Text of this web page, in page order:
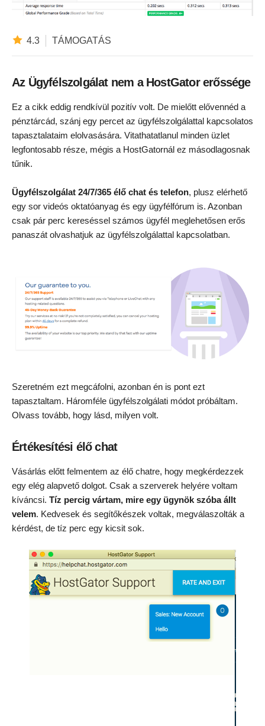
4.3 TÁMOGATÁS
Az Ügyfélszolgálat nem a HostGator erőssége
Ez a cikk eddig rendkívül pozitív volt. De mielőtt elővennéd a
pénztárcád, szánj egy percet az ügyfélszolgálattal kapcsolatos
tapasztalataim elolvasására. Vitathatatlanul minden üzlet
legfontosabb része, mégis a HostGatornál ez másodlagosnak
tűnik.
Ügyfélszolgálat 24/7/365 élő chat és telefon, plusz elérhető
egy sor videós oktatóanyag és egy ügyfélfórum is. Azonban
csak pár perc kereséssel számos ügyfél meglehetősen erős
panaszát olvashatjuk az ügyfélszolgálattal kapcsolatban.
Szeretném ezt megcáfolni, azonban én is pont ezt
tapasztaltam. Háromféle ügyfélszolgálati módot próbáltam.
Olvass tovább, hogy lásd, milyen volt.
Értékesítési élő chat
Vásárlás előtt felmentem az élő chatre, hogy megkérdezzek
egy elég alapvető dolgot. Csak a szerverek helyére voltam
kíváncsi. Tíz percig vártam, mire egy ügynök szóba állt
velem. Kedvesek és segítőkészek voltak, megválaszolták a
kérdést, de tíz perc egy kicsit sok.